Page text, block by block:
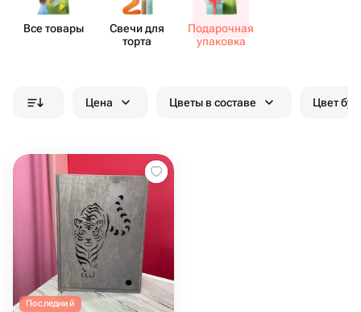
Все товары
Свечи для
торта
Пода​рочная
упаковка
Цена Цветы в составе Цвет
Последний